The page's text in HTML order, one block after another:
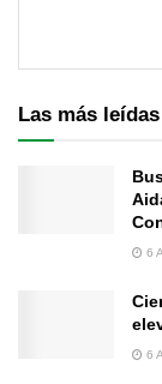
Las más leídas
6
6